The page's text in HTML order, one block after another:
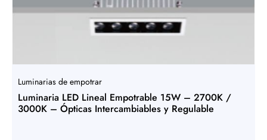
Luminarias de empotrar
Luminaria LED Lineal Empotrable 15W – 2700K /
3000K – Ópticas Intercambiables y Regulable